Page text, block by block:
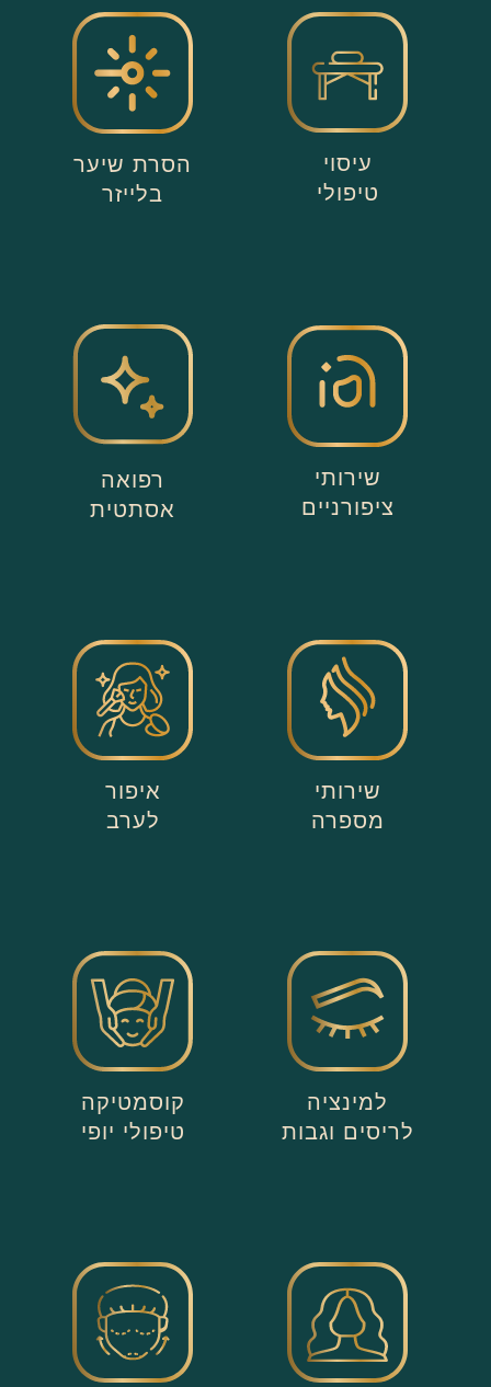
עיסוי
טיפולי
הסרת שיער
בלייזר
שירותי
ציפורניים
רפואה
אסתטית
שירותי
מספרה
איפור
לערב
למינציה
לריסים וגבות
קוסמטיקה
טיפולי יופי